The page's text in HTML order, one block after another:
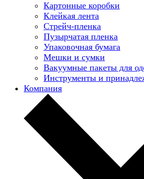
Картонные коробки
Клейкая лента
Стрейч-пленка
Пузырчатая пленка
Упаковочная бумага
Мешки и сумки
Вакуумные пакеты для
Инструменты и
Компания